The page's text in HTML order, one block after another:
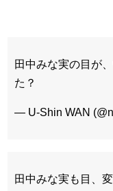
田中みな実の目が
た？
— U-Shin WAN
田中みな実も目、変